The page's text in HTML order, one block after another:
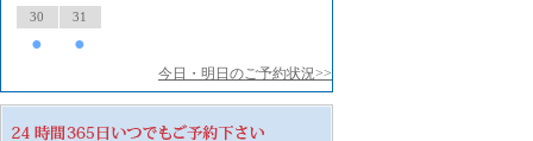
30
●
31
●
今日・明日のご予約状況>>